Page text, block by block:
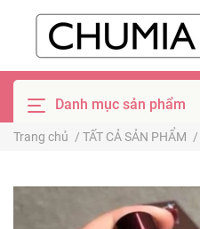
Danh mục sản phẩm
Trang chủ / TẤT CẢ SẢN PHẨM /